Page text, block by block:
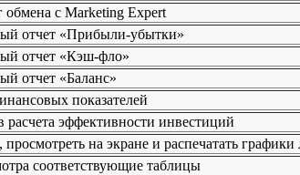
обмена с Marketing Expert
отчет «Прибыли-убытки»
отчет «Кэш-фло»
отчет «Баланс»
показателей
расчета эффективности инвестиций
просмотреть на экране и распечатать
соответствующие таблицы